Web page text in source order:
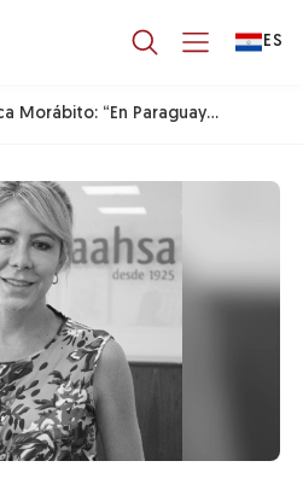
ES
Morábito: “En Paraguay